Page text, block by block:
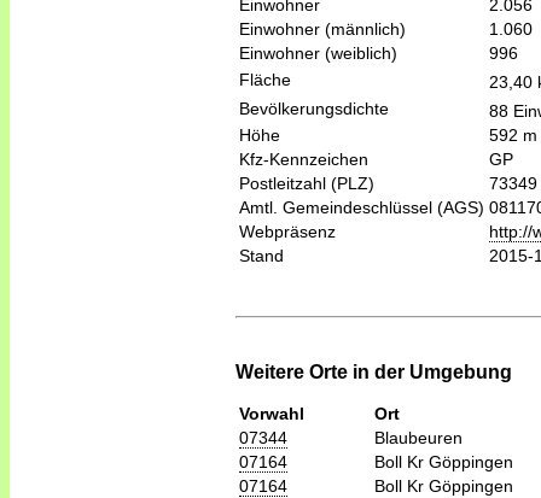
Einwohner
2.056
Einwohner (männlich)
1.060
Einwohner (weiblich)
996
Fläche
23,40
Bevölkerungsdichte
88
Höhe
592 m
Kfz-Kennzeichen
GP
Postleitzahl (PLZ)
73349
Amtl. Gemeindeschlüssel (AGS)
Webpräsenz
http://
Stand
2015-
Weitere Orte in der Umgebung
Vorwahl
Ort
07344
Blaubeuren
07164
Boll Kr Göppingen
07164
Boll Kr Göppingen